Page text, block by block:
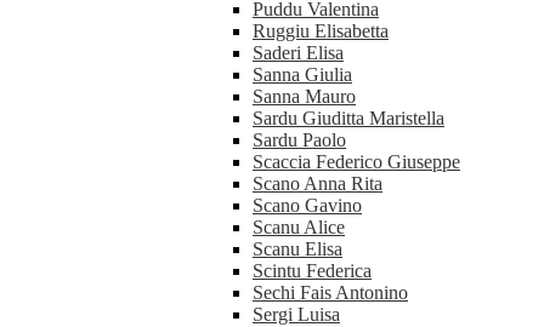
Puddu Valentina
Ruggiu Elisabetta
Saderi Elisa
Sanna Giulia
Sanna Mauro
Sardu Giuditta Maristella
Sardu Paolo
Scaccia Federico Giuseppe
Scano Anna Rita
Scano Gavino
Scanu Alice
Scanu Elisa
Scintu Federica
Sechi Fais Antonino
Sergi Luisa